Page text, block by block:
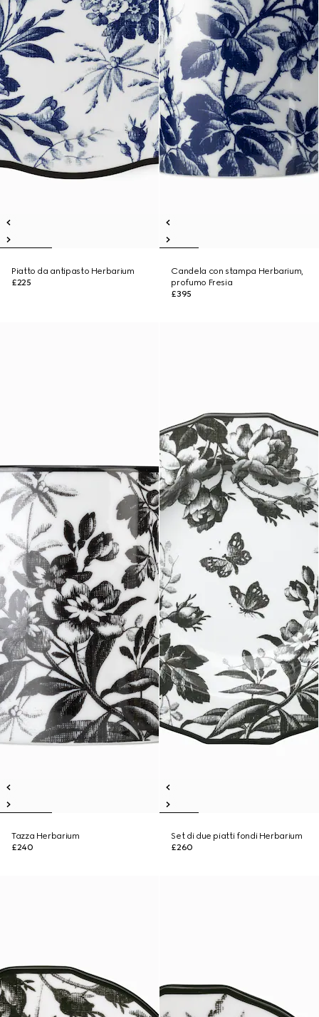
Piatto da antipasto Herbarium
£225
Candela con stampa Herbarium,
profumo Fresia
£395
Tazza Herbarium
£240
Set di due piatti fondi Herbarium
£260